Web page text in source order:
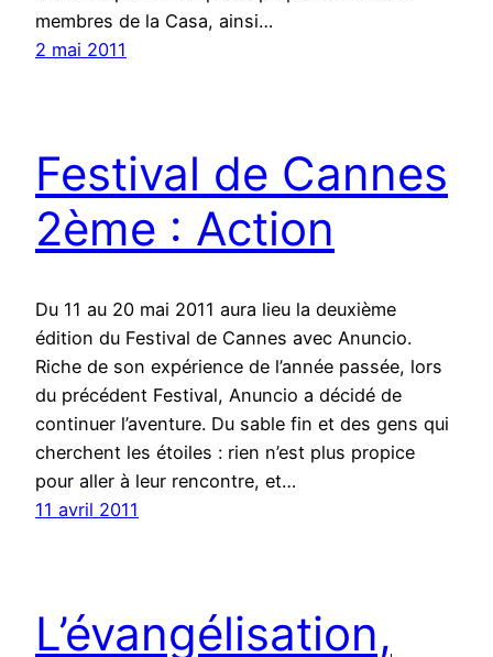
membres de la Casa, ainsi…
2 mai 2011
Festival de Cannes
2ème : Action
Du 11 au 20 mai 2011 aura lieu la deuxième
édition du Festival de Cannes avec Anuncio.
Riche de son expérience de l’année passée, lors
du précédent Festival, Anuncio a décidé de
continuer l’aventure. Du sable fin et des gens qui
cherchent les étoiles : rien n’est plus propice
pour aller à leur rencontre, et…
11 avril 2011
L’évangélisation,